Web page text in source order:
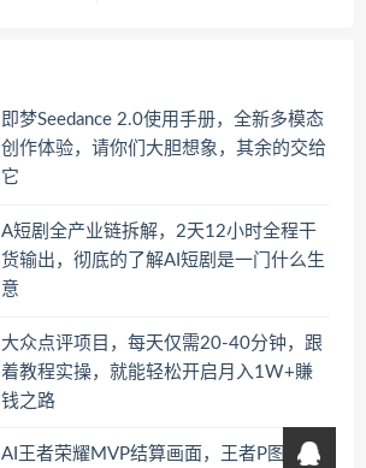
即梦Seedance 2.0使用手册，全新多模态
创作体验，请你们大胆想象，其余的交给
它
A短剧全产业链拆解，2天12小时全程干
货输出，彻底的了解AI短剧是一门什么生
意
大众点评项目，每天仅需20-40分钟，跟
着教程实操，就能轻松开启月入1W+賺
钱之路
AI王者荣耀MVP结算画面，王者P图新玩